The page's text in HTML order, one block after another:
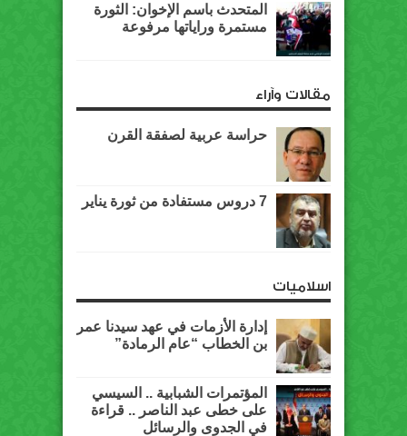
المتحدث باسم الإخوان: الثورة
مستمرة وراياتها مرفوعة
مقالات وآراء
حراسة عربية لصفقة القرن
7 دروس مستفادة من ثورة يناير
اسلاميات
إدارة الأزمات في عهد سيدنا عمر
بن الخطاب “عام الرمادة”
المؤتمرات الشبابية .. السيسي
على خطى عبد الناصر .. قراءة
في الجدوى والرسائل